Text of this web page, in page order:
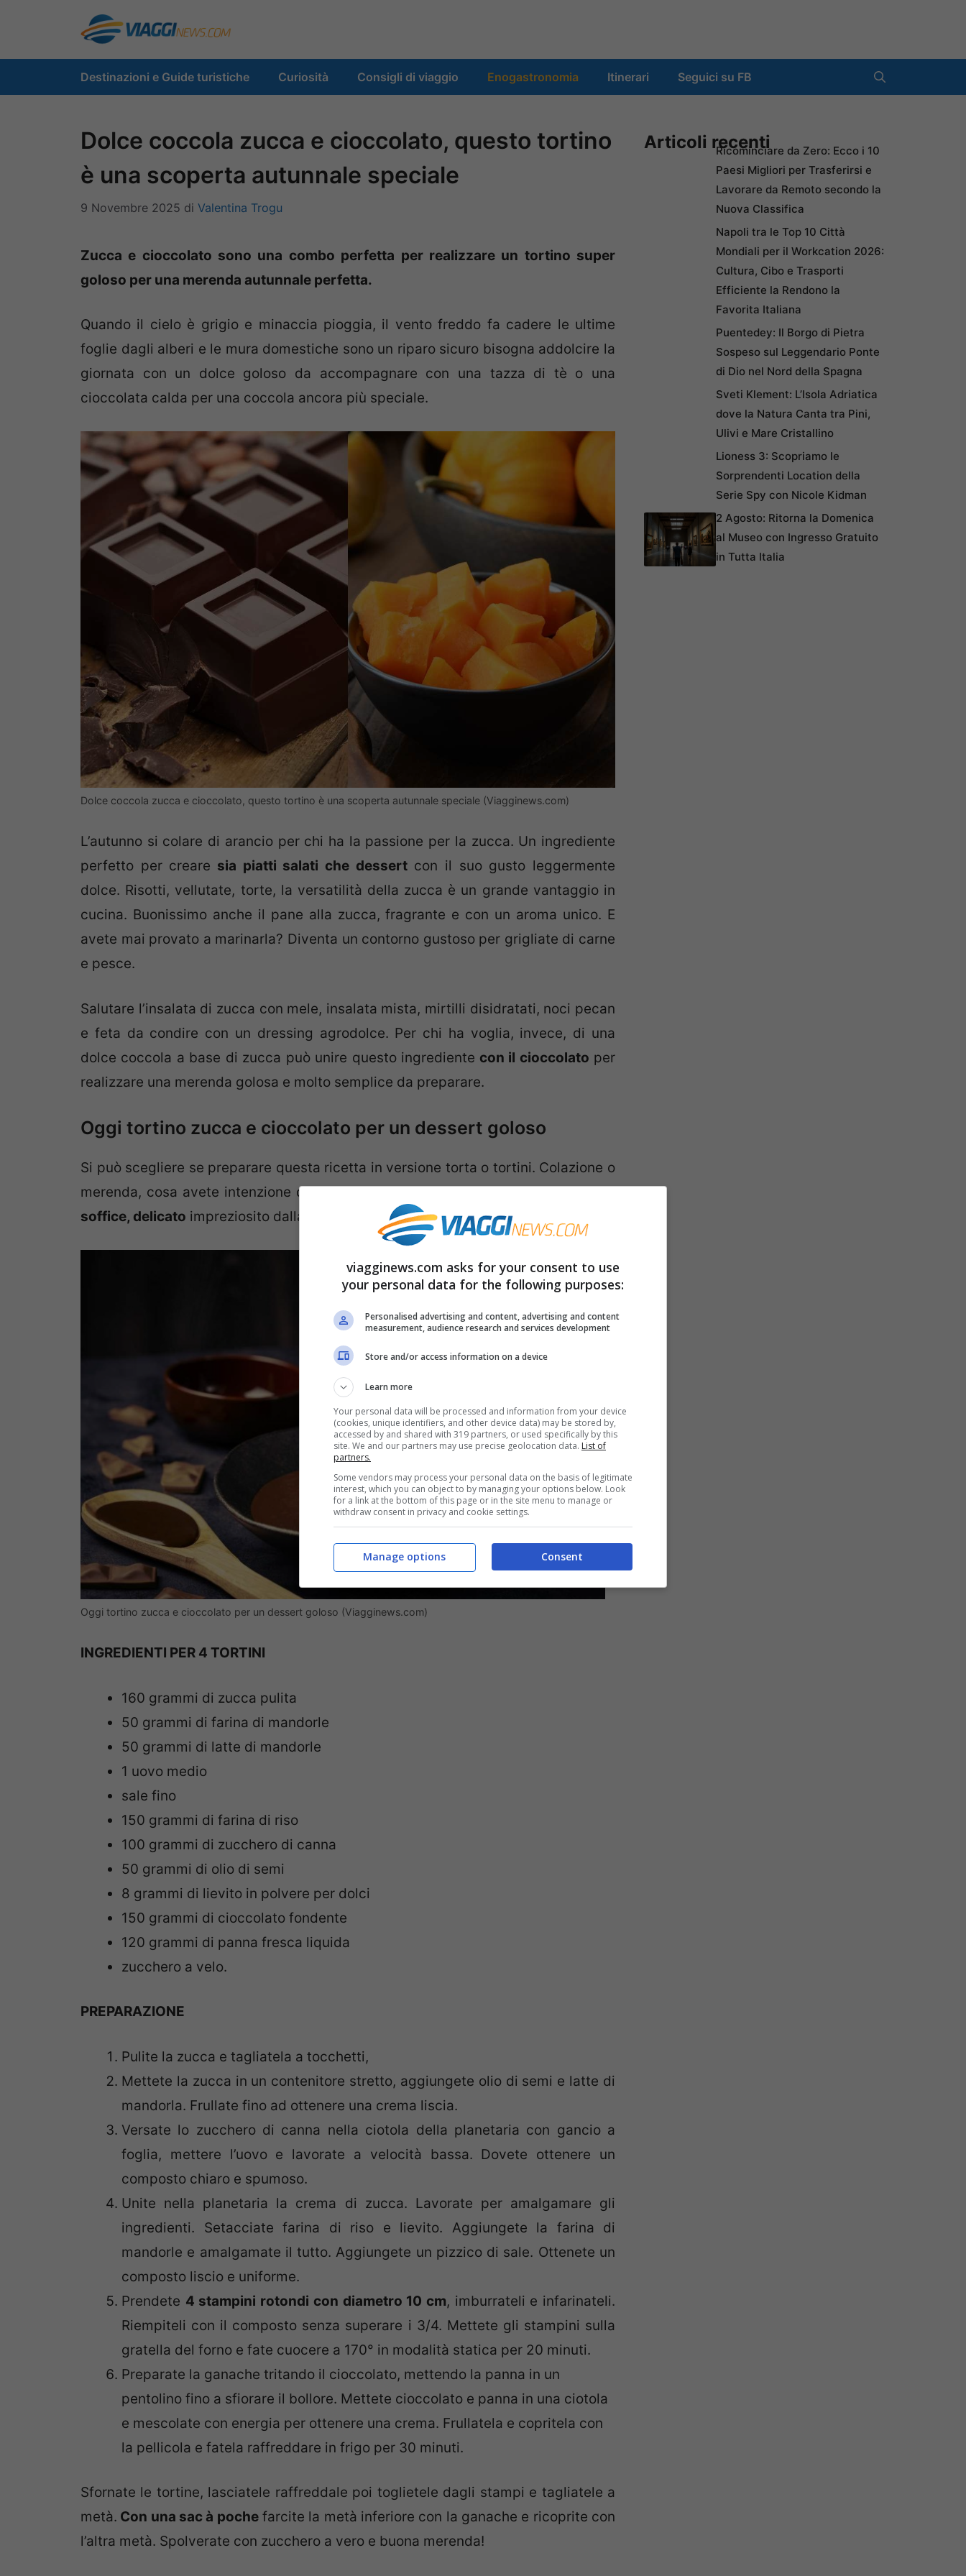
contenuto
Destinazioni e Guide turistiche Curiosità Consigli di viaggio Enogastronomia Itinerari Seguici su FB
Dolce coccola zucca e cioccolato, questo tortino
è una scoperta autunnale speciale
9 Novembre 2025 di Valentina Trogu
Zucca e cioccolato sono una combo perfetta per realizzare un tortino super
goloso per una merenda autunnale perfetta.
Quando il cielo è grigio e minaccia pioggia, il vento freddo fa cadere le ultime
foglie dagli alberi e le mura domestiche sono un riparo sicuro bisogna addolcire la
giornata con un dolce goloso da accompagnare con una tazza di tè o una
cioccolata calda per una coccola ancora più speciale.
Dolce coccola zucca e cioccolato, questo tortino è una scoperta autunnale speciale (Viagginews.com)
L’autunno si colare di arancio per chi ha la passione per la zucca. Un ingrediente
perfetto per creare sia piatti salati che dessertcon il suo gusto leggermente
dolce. Risotti, vellutate, torte, la versatilità della zucca è un grande vantaggio in
cucina. Buonissimo anche il pane alla zucca, fragrante e con un aroma unico. E
avete mai provato a marinarla? Diventa un contorno gustoso per grigliate di carne
e pesce.
Salutare l’insalata di zucca con mele, insalata mista, mirtilli disidratati, noci pecan
e feta da condire con un dressing agrodolce. Per chi ha voglia, invece, di una
dolce coccola a base di zucca può unire questo ingrediente con il cioccolato per
realizzare una merenda golosa e molto semplice da preparare.
Oggi tortino zucca e cioccolato per un dessert goloso
Si può scegliere se preparare questa ricetta in versione torta o tortini. Colazione o
merenda, cosa avete intenzione di addolcire? In entrambi i casi si avràun dolce
soffice, delicato impreziosito dalla ganache al cioccolato.
Oggi tortino zucca e cioccolato per un dessert goloso (Viagginews.com)
INGREDIENTI PER 4 TORTINI
160 grammi di zucca pulita
50 grammi di farina di mandorle
50 grammi di latte di mandorle
1 uovo medio
sale fino
150 grammi di farina di riso
100 grammi di zucchero di canna
50 grammi di olio di semi
8 grammi di lievito in polvere per dolci
150 grammi di cioccolato fondente
120 grammi di panna fresca liquida
zucchero a velo.
PREPARAZIONE
Pulite la zucca e tagliatela a tocchetti,
Mettete la zucca in un contenitore stretto, aggiungete olio di semi e latte di
mandorla. Frullate fino ad ottenere una crema liscia.
Versate lo zucchero di canna nella ciotola della planetaria con gancio a
foglia, mettere l’uovo e lavorate a velocità bassa. Dovete ottenere un
composto chiaro e spumoso.
Unite nella planetaria la crema di zucca. Lavorate per amalgamare gli
ingredienti. Setacciate farina di riso e lievito. Aggiungete la farina di
mandorle e amalgamate il tutto. Aggiungete un pizzico di sale. Ottenete un
composto liscio e uniforme.
Prendete 4 stampini rotondi con diametro 10 cm, imburrateli e infarinateli.
Riempiteli con il composto senza superare i 3/4. Mettete gli stampini sulla
gratella del forno e fate cuocere a 170° in modalità statica per 20 minuti.
Preparate la ganache tritando il cioccolato, mettendo la panna in un
pentolino fino a sfiorare il bollore. Mettete cioccolato e panna in una ciotola
e mescolate con energia per ottenere una crema. Frullatela e copritela con
la pellicola e fatela raffreddare in frigo per 30 minuti.
Sfornate le tortine, lasciatele raffreddale poi toglietele dagli stampi e tagliatele a
metà. Con una sac à pochefarcite la metà inferiore con la ganache e ricoprite con
l’altra metà. Spolverate con zucchero a vero e buona merenda!
Articoli recentiRicominciare da Zero: Ecco i 10
Paesi Migliori per Trasferirsi e
Lavorare da Remoto secondo la
Nuova Classifica
Napoli tra le Top 10 Città
Mondiali per il Workcation 2026:
Cultura, Cibo e Trasporti
Efficiente la Rendono la
Favorita Italiana
Puentedey: Il Borgo di Pietra
Sospeso sul Leggendario Ponte
di Dio nel Nord della Spagna
Sveti Klement: L’Isola Adriatica
dove la Natura Canta tra Pini,
Ulivi e Mare Cristallino
Lioness 3: Scopriamo le
Sorprendenti Location della
Serie Spy con Nicole Kidman
2 Agosto: Ritorna la Domenica
al Museo con Ingresso Gratuito
in Tutta Italia
viagginews.com asks for your consent to use
your personal data for the following purposes:
Personalised advertising and content, advertising and content
measurement, audience research and services development
Store and/or access information on a device
Learn more
Your personal data will be processed and information from your device
(cookies, unique identifiers, and other device data) may be stored by,
accessed by and shared with 319 partners, or used specifically by this
site. We and our partners may use precise geolocation data. List of
partners.
Some vendors may process your personal data on the basis of legitimate
interest, which you can object to by managing your options below. Look
for a link at the bottom of this page or in the site menu to manage or
withdraw consent in privacy and cookie settings.
Consent
Manage options